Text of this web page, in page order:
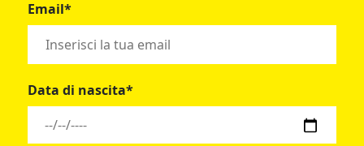
Email*
Data di nascita*